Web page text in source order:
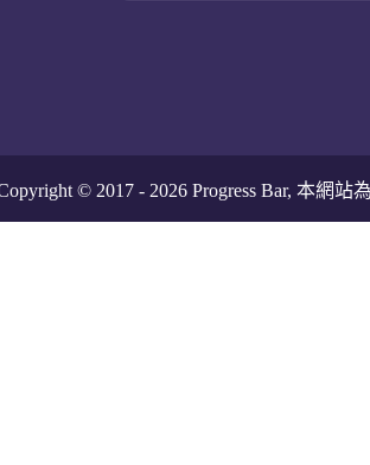
© 2017 - 2026Progress Bar, 本網站